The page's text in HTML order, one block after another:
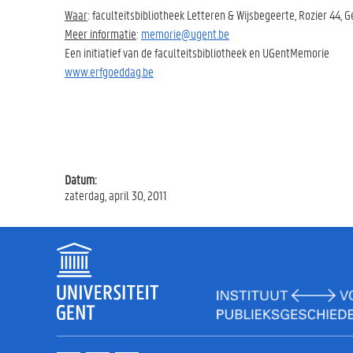
Waar: faculteitsbibliotheek Letteren & Wijsbegeerte, Rozier 44,
Meer informatie: memorie@ugent.be
Een initiatief van de faculteitsbibliotheek en UGentMemorie
www.erfgoeddag.be
Datum:
zaterdag, april 30, 2011